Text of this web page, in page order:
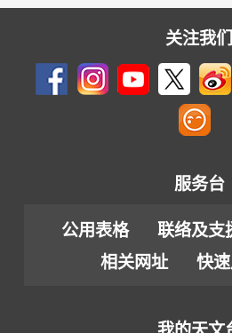
关注我们
服务台
公用表格 联络及支
相关网址
快